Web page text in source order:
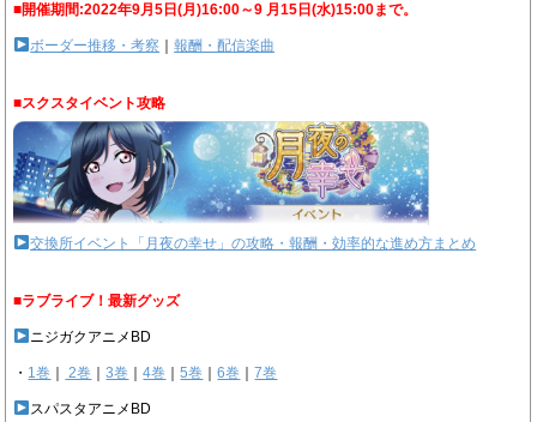
■開催期間:2022年9月5日(月)16:00～9 月15日(水)15:00まで。
ボーダー推移・考察 ｜報酬・配信楽曲
■スクスタイベント攻略
交換所イベント「月夜の幸せ」の攻略・報酬・効率的な進め方まとめ
■ラブライブ！最新グッズ
ニジガクアニメBD
・ 1巻 2巻 ｜3巻 ｜4巻 ｜5巻 ｜6巻 ｜7巻
スパスタアニメBD